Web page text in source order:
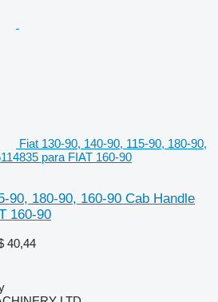
Fiat 130-90, 140-90, 115-90, 180-90,
para FIAT 160-90
90, 180-90, 160-90 Cab Handle
160-90
40,44